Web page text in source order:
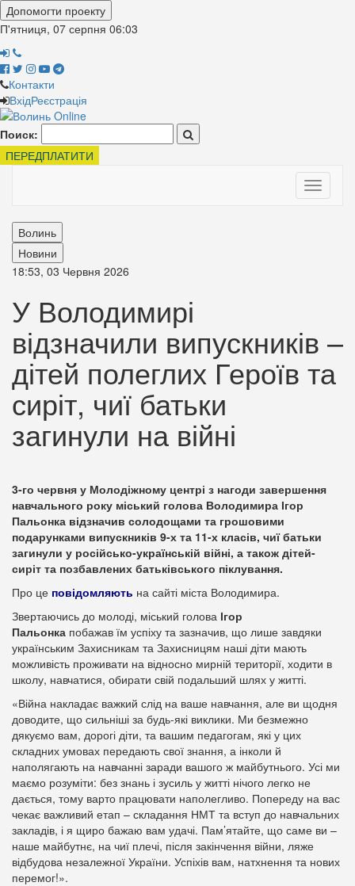
Допомогти проекту
П'ятниця, 07 серпня 06:03
Контакти
ВхідРеєстрація
Поиск:
ПЕРЕДПЛАТИТИ
Toggle
Волинь
Новини
18:53, 03 Червня 2026
У Володимирі
відзначили випускників –
дітей полеглих Героїв та
сиріт, чиї батьки
загинули на війні
3-го червня у Молодіжному центрі з нагоди завершення
навчального року міський голова Володимира Ігор
Пальонка відзначив солодощами та грошовими
подарунками випускників 9-х та 11-х класів, чиї батьки
загинули у російсько-українській війні, а також дітей-
сиріт та позбавлених батьківського піклування.
Про це повідомляють на сайті міста Володимира.
Звертаючись до молоді, міський голова Ігор
Пальонка побажав їм успіху та зазначив, що лише завдяки
українським Захисникам та Захисницям наші діти мають
можливість проживати на відносно мирній території, ходити в
школу, навчатися, обирати свій подальший шлях у житті.
«Війна накладає важкий слід на ваше навчання, але ви щодня
доводите, що сильніші за будь-які виклики. Ми безмежно
дякуємо вам, дорогі діти, та вашим педагогам, які у цих
складних умовах передають свої знання, а інколи й
наполягають на навчанні заради вашого ж майбутнього. Усі ми
маємо розуміти: без знань і зусиль у житті нічого легко не
дається, тому варто працювати наполегливо. Попереду на вас
чекає важливий етап – складання НМТ та вступ до навчальних
закладів, і я щиро бажаю вам удачі. Пам’ятайте, що саме ви –
наше майбутнє, на чиї плечі, після закінчення війни, ляже
відбудова незалежної України. Успіхів вам, натхнення та нових
перемог!».